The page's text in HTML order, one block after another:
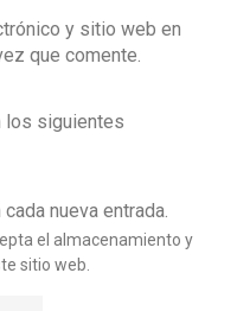
y sitio web en
que comente.
los siguientes
nueva entrada.
el almacenamiento y
sitio web.